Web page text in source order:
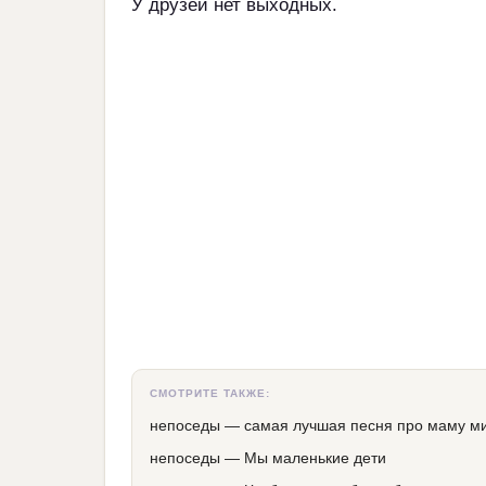
У друзей нет выходных.
СМОТРИТЕ ТАКЖЕ:
непоседы — самая лучшая песня про маму
непоседы — Мы маленькие дети